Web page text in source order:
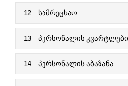
12 სამრეცხაო
13 პერსონალის კვარტლები
14 პერსონალის აბაზანა